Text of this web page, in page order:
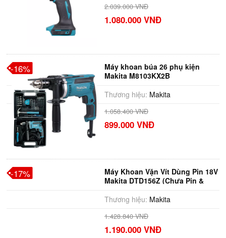
2.039.000 VNĐ
1.080.000 VNĐ
Máy khoan búa 26 phụ kiện
Makita M8103KX2B
Thương hiệu: Makita
1.058.400 VNĐ
899.000 VNĐ
-16%
Máy Khoan Vặn Vít Dùng Pin 18V
Makita DTD156Z (Chưa Pin &
Thương hiệu: Makita
1.428.840 VNĐ
1.190.000 VNĐ
-17%